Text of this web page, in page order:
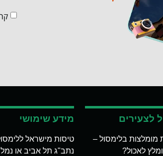
לצעירים
מומלצות בלימסול –
לאכול?
מידע שימושי
טיסות מישראל
נתב"ג תל אביב או נמל